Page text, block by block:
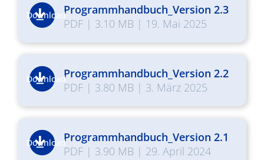
DownloadProgrammhandbuch_Version 2.3
PDF| 3.10 MB | 19. Mai 2025
DownloadProgrammhandbuch_Version 2.2
PDF| 3.80 MB | 3. März 2025
DownloadProgrammhandbuch_Version 2.1
PDF| 3.90 MB | 29. April 2024